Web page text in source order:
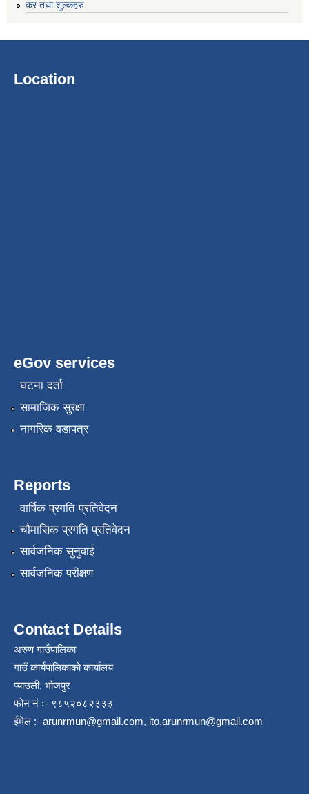
कर तथा शुल्कहरु
Location
eGov services
घटना दर्ता
सामाजिक सुरक्षा
नागरिक वडापत्र
Reports
वार्षिक प्रगति प्रतिवेदन
चौमासिक प्रगति प्रतिवेदन
सार्वजनिक सुनुवाई
सार्वजनिक परीक्षण
Contact Details
अरुण गाउँपालिका
गाउँ कार्यपालिकाको कार्यालय
प्याउली, भोजपुर
फोन नं ः- ९८५२०८२३३३
ईमेल :- arunrmun@gmail.com, ito.arunrmun@gmail.com